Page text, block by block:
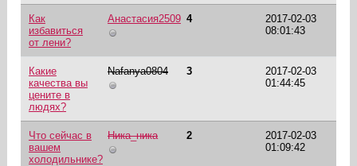
Как
избавиться
от лени?
Анастасия2509 4
2017-02-03
08:01:43
Какие
качества вы
цените в
людях?
Nafanya0804 3
2017-02-03
01:44:45
Что сейчас в
вашем
холодильнике?
Ника_ника 2
2017-02-03
01:09:42